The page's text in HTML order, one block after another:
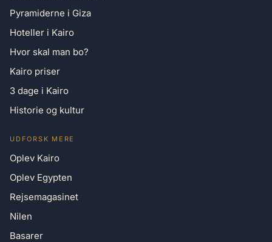
Pyramiderne i Giza
Hoteller i Kairo
Hvor skal man bo?
Kairo priser
3 dage i Kairo
Historie og kultur
UDFORSK MERE
Oplev Kairo
Oplev Egypten
Rejsemagasinet
Nilen
Basarer